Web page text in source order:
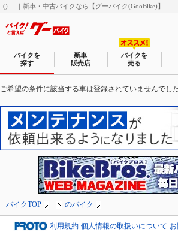
() ｜｜新車・中古バイクなら【グーバイク(GooBike)】
バイクを
探す
新車
販売店
バイクを
売る
ご希望の条件に該当する車は登録されていませんでした
バイクTOP のバイク
利用規約 個人情報の取扱いについて